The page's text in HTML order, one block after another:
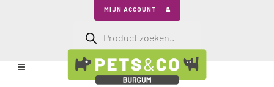
zoeken
MIJN ACCOUNT